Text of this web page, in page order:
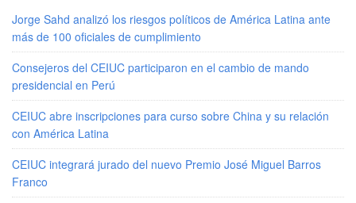
Jorge Sahd analizó los riesgos políticos de América Latina ante
más de 100 oficiales de cumplimiento
Consejeros del CEIUC participaron en el cambio de mando
presidencial en Perú
CEIUC abre inscripciones para curso sobre China y su relación
con América Latina
CEIUC integrará jurado del nuevo Premio José Miguel Barros
Franco